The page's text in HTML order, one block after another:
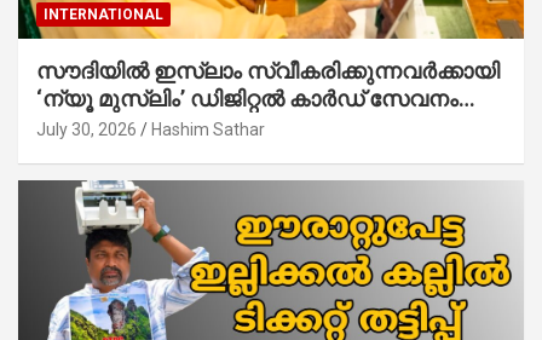
INTERNATIONAL
സൗദിയില്‍ ഇസ്‌ലാം സ്വീകരിക്കുന്നവര്‍ക്കായി
‘ന്യൂ മുസ്ലിം’ ഡിജിറ്റല്‍ കാര്‍ഡ് സേവനം
ആരംഭിച്ചു
July 30, 2026 Hashim Sathar